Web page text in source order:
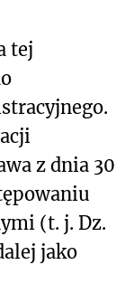
tej
z dnia 30
(t. j. Dz.
jako